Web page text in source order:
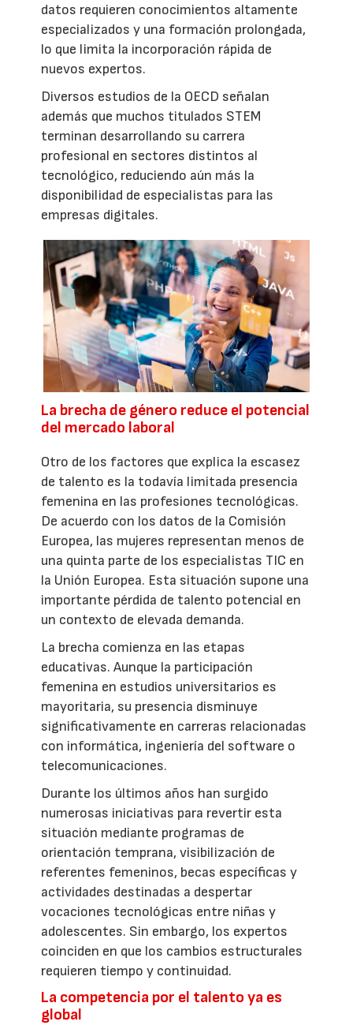
datos requieren conocimientos altamente
especializados y una formación prolongada,
lo que limita la incorporación rápida de
nuevos expertos.
Diversos estudios de la OECD señalan
además que muchos titulados STEM
terminan desarrollando su carrera
profesional en sectores distintos al
tecnológico, reduciendo aún más la
disponibilidad de especialistas para las
empresas digitales.
La brecha de género reduce el potencial
del mercado laboral
Otro de los factores que explica la escasez
de talento es la todavía limitada presencia
femenina en las profesiones tecnológicas.
De acuerdo con los datos de la Comisión
Europea, las mujeres representan menos de
una quinta parte de los especialistas TIC en
la Unión Europea. Esta situación supone una
importante pérdida de talento potencial en
un contexto de elevada demanda.
La brecha comienza en las etapas
educativas. Aunque la participación
femenina en estudios universitarios es
mayoritaria, su presencia disminuye
significativamente en carreras relacionadas
con informática, ingeniería del software o
telecomunicaciones.
Durante los últimos años han surgido
numerosas iniciativas para revertir esta
situación mediante programas de
orientación temprana, visibilización de
referentes femeninos, becas específicas y
actividades destinadas a despertar
vocaciones tecnológicas entre niñas y
adolescentes. Sin embargo, los expertos
coinciden en que los cambios estructurales
requieren tiempo y continuidad.
La competencia por el talento ya es
global